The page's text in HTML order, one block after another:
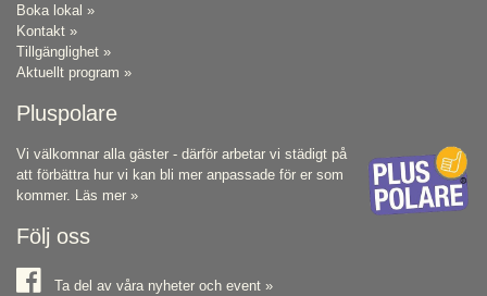
Boka lokal »
Kontakt »
Tillgänglighet »
Aktuellt program »
Pluspolare
Vi välkomnar alla gäster - därför arbetar vi städigt på
att förbättra hur vi kan bli mer anpassade för er som
kommer. Läs mer »
Följ oss
Ta del av våra nyheter och event »